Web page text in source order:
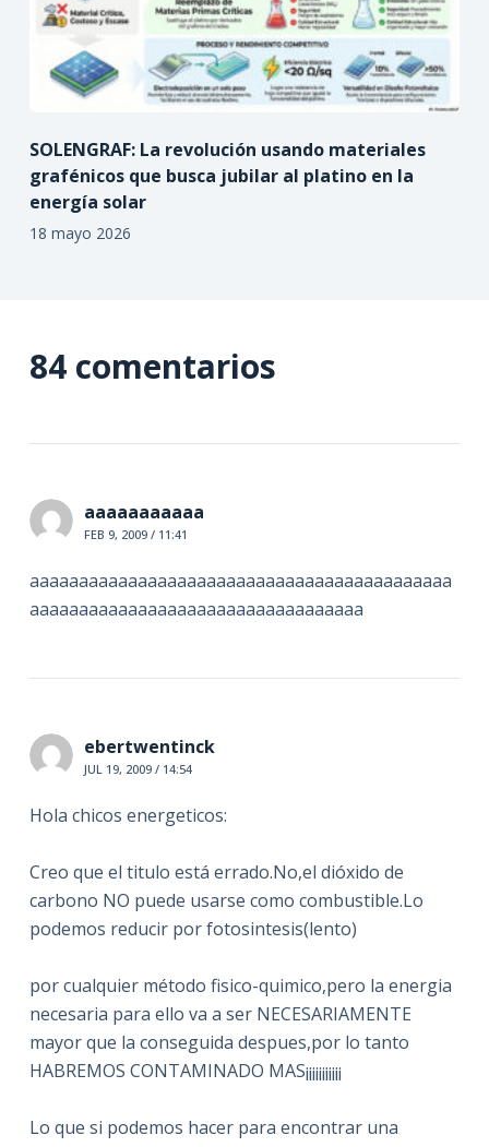
SOLENGRAF: La revolución usando materiales
grafénicos que busca jubilar al platino en la
energía solar
18 mayo 2026
84 comentarios
aaaaaaaaaaa
FEB 9, 2009 / 11:41
aaaaaaaaaaaaaaaaaaaaaaaaaaaaaaaaaaaaaaaaaaa
aaaaaaaaaaaaaaaaaaaaaaaaaaaaaaaaaa
ebertwentinck
JUL 19, 2009 / 14:54
Hola chicos energeticos:
Creo que el titulo está errado.No,el dióxido de
carbono NO puede usarse como combustible.Lo
podemos reducir por fotosintesis(lento)
por cualquier método fisico-quimico,pero la energia
necesaria para ello va a ser NECESARIAMENTE
mayor que la conseguida despues,por lo tanto
HABREMOS CONTAMINADO MAS¡¡¡¡¡¡¡¡¡¡¡
Lo que si podemos hacer para encontrar una